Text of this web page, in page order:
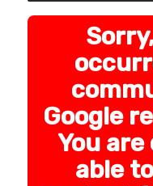
Google
You
able